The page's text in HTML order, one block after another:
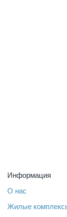
Информация
О нас
Жилые